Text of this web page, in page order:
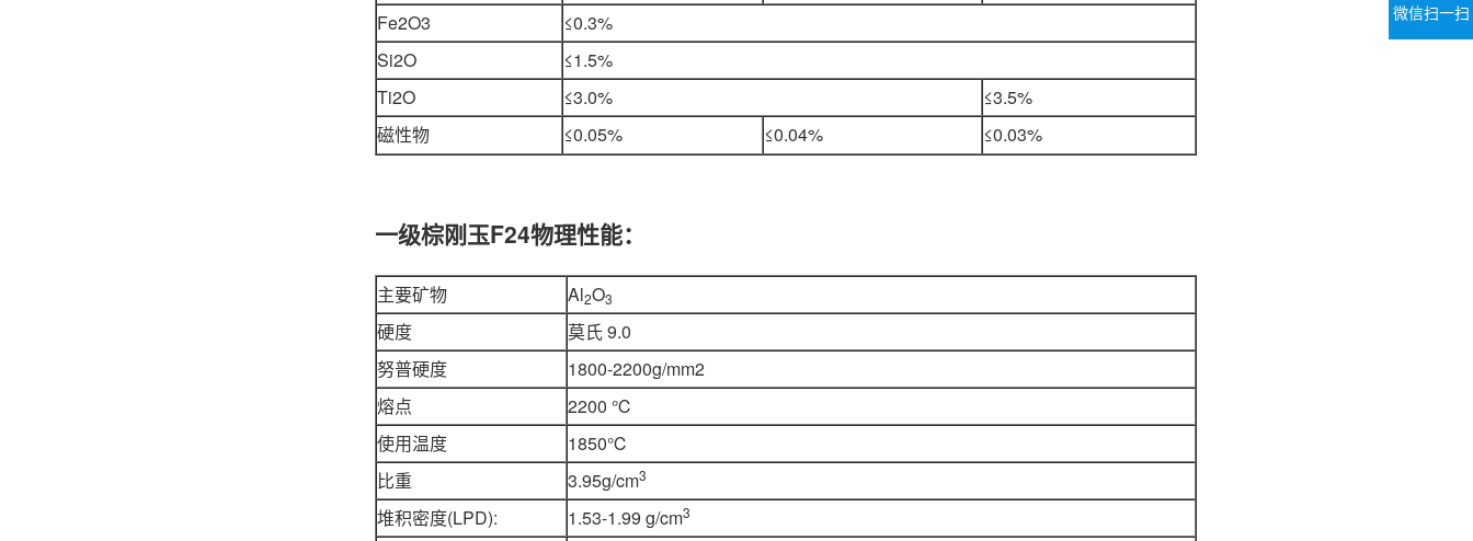
Fe2O3
≤0.3%
Si2O
≤1.5%
Ti2O
≤3.0%
≤3.5%
磁性物
≤0.05% ≤0.04% ≤0.03%
一级棕刚玉F24物理性能：
主要矿物 Al2O3
硬度
莫氏 9.0
努普硬度
1800-2200g/mm2
熔点
2200 ℃
使用温度
1850℃
比重
3.95g/cm3
堆积密度(LPD): 1.53-1.99 g/cm3
微信扫一扫